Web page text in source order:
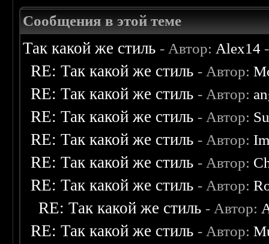
Сообщения в этой теме
Так какой же стиль - Автор: Alex14
RE: Так какой же стиль - Автор:
RE: Так какой же стиль - Автор:
RE: Так какой же стиль - Автор:
RE: Так какой же стиль - Автор:
RE: Так какой же стиль - Автор:
RE: Так какой же стиль - Автор:
RE: Так какой же стиль - Автор:
RE: Так какой же стиль - Автор: